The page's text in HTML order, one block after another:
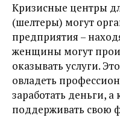
Кризисные центры
(шелтеры) могут
предприятия –
женщины могут
оказывать услуги.
овладеть
заработать деньги,
поддерживать свою